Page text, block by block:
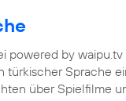
powered by waipu.tv
türkischer Sprache
über Spielfilme